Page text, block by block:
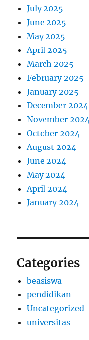
July 2025
June 2025
May 2025
April 2025
March 2025
February 2025
January 2025
December 2024
November 2024
October 2024
August 2024
June 2024
May 2024
April 2024
January 2024
Categories
beasiswa
pendidikan
Uncategorized
universitas